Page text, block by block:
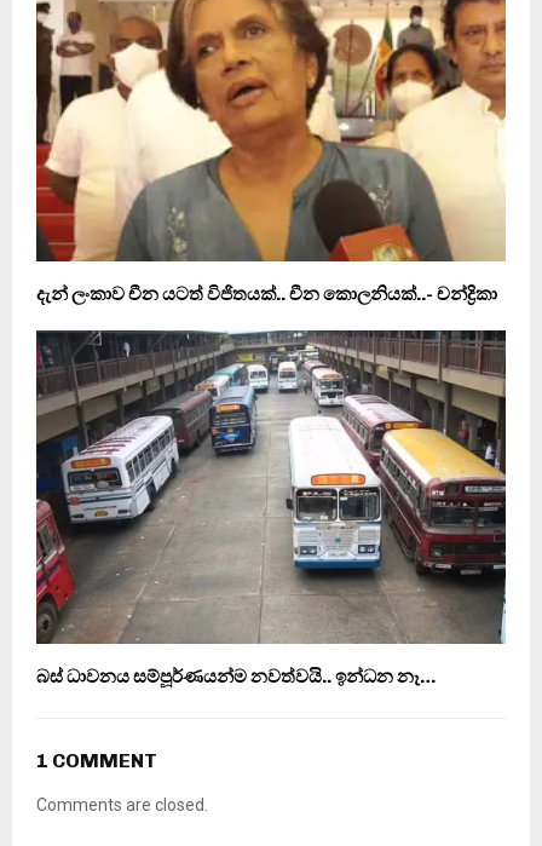
දැන් ලංකාව චීන යටත් විජිතයක්.. චීන කොලනියක්..- චන්ද්‍රිකා
බස් ධාවනය සම්පූර්ණයන්ම නවත්වයි.. ඉන්ධන නෑ…
1 COMMENT
Comments are closed.